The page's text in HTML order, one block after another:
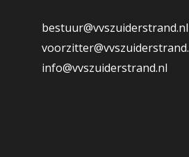
bestuur@vvszuiderstrand.nl
info@vvszuiderstrand.nl